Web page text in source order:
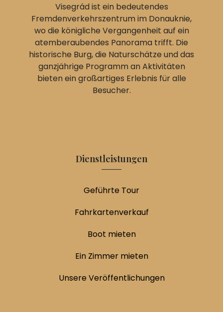
Visegrád ist ein bedeutendes
Fremdenverkehrszentrum im Donauknie,
wo die königliche Vergangenheit auf ein
atemberaubendes Panorama trifft. Die
historische Burg, die Naturschätze und das
ganzjährige Programm an Aktivitäten
bieten ein großartiges Erlebnis für alle
Besucher.
Dienstleistungen
Geführte Tour
Fahrkartenverkauf
Boot mieten
Ein Zimmer mieten
Unsere Veröffentlichungen